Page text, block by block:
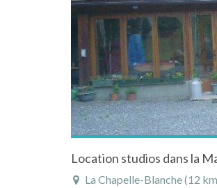
La Chapelle-Blanche (12